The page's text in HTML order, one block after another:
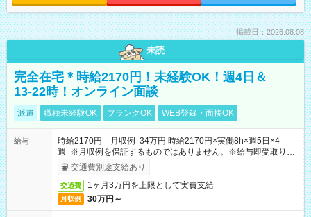
掲載日：2026.08.08
未読
完全在宅＊時給2170円！未経験OK！週4日＆
13-22時！オンライン面談
派遣 職種未経験OK ブランクOK WEB登録・面接OK
給与
時給2170円 月収例 34万円 時給2170円×実働8h×週5日×4
週 ※月収例を保証するものではありません。※給与即受取りサ
ービス利用可（利用条件有）
交通費別途支給あり
交通費 1ヶ月3万円を上限として実費支給
月収例 30万円～